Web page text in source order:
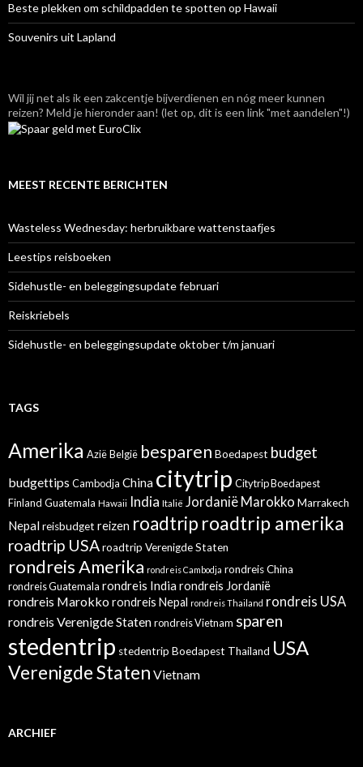
Beste plekken om schildpadden te spotten op Hawaii
Souvenirs uit Lapland
Wil jij net als ik een zakcentje bijverdienen en nóg meer kunnen
reizen? Meld je hieronder aan! (let op, dit is een link "met aandelen"!)
MEEST RECENTE BERICHTEN
Wasteless Wednesday: herbruikbare wattenstaafjes
Leestips reisboeken
Sidehustle- en beleggingsupdate februari
Reiskriebels
Sidehustle- en beleggingsupdate oktober t/m januari
TAGS
Amerika AziëBelgië besparen Boedapest budget
budgettips Cambodja China citytrip Citytrip Boedapest
Finland Guatemala Hawaii India Italië Jordanië Marokko Marrakech
Nepalreisbudget reizen roadtrip roadtrip amerika
roadtrip USAroadtrip Verenigde Staten
rondreis Amerika rondreis Cambodja rondreis China
rondreis Guatemala rondreis Indiarondreis Jordanië
rondreis Marokkorondreis Nepal rondreis Thailand rondreis USA
rondreis Verenigde Statenrondreis Vietnam sparen
stedentrip stedentrip Boedapest Thailand USA
Verenigde Staten Vietnam
ARCHIEF